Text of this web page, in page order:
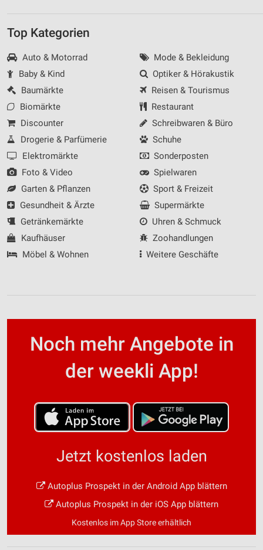
Top Kategorien
Auto & Motorrad
Baby & Kind
Baumärkte
Biomärkte
Discounter
Drogerie & Parfümerie
Elektromärkte
Foto & Video
Garten & Pflanzen
Gesundheit & Ärzte
Getränkemärkte
Kaufhäuser
Möbel & Wohnen
Mode & Bekleidung
Optiker & Hörakustik
Reisen & Tourismus
Restaurant
Schreibwaren & Büro
Schuhe
Sonderposten
Spielwaren
Sport & Freizeit
Supermärkte
Uhren & Schmuck
Zoohandlungen
Weitere Geschäfte
Noch mehr Angebote in
der weekli App!
Jetzt kostenlos laden
Autoplus Prospekt in der Android App blättern
Autoplus Prospekt in der iOS App blättern
Kostenlos im App Store erhältlich
Messung der Performance von Inhalten
Kombinationen von Daten aus verschiedenen
Quellen
Entwicklung und Verbesserung der Angebote
Verwendung reduzierter Daten zur Auswahl von
Inhalten
Geräte anhand von aktiv angeforderten
Informationen identifizieren
Nicht-IAB-Verarbeitungszwecke:
Notwendig